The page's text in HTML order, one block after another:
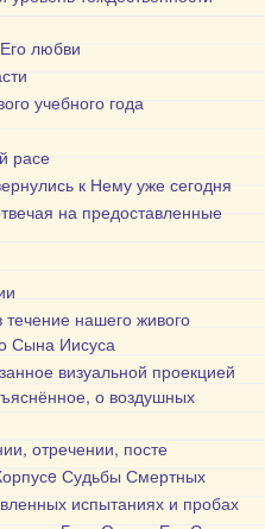
любви
учебного года
расе
к Нему уже сегодня
на предоставленные
нашего живого
Сына Иисуса
визуальной проекцией
о воздушных
отречении, посте
Судьбы Смертных
испытаниях и пробах